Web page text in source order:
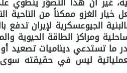
خيار الغزو ممكناً من الناحية
الجيوعسكرية لإيران تدفع
ومراكز الطاقة الحيوية
ما تستدعي ديناميات تصعيد
ليس في حقيقته